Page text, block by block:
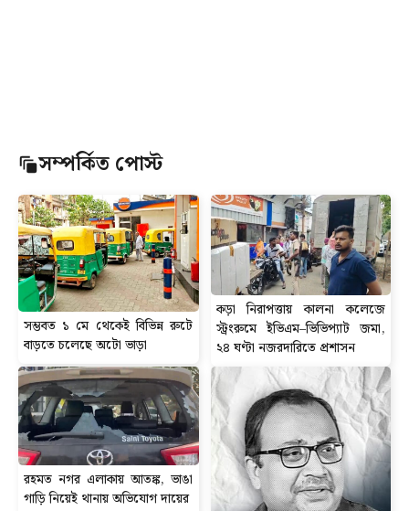
সম্পর্কিত পোস্ট
সম্ভবত ১ মে থেকেই বিভিন্ন রুটে
বাড়তে চলেছে অটো ভাড়া
কড়া নিরাপত্তায় কালনা কলেজে
স্ট্রংরুমে ইভিএম–ভিভিপ্যাট জমা,
২৪ ঘণ্টা নজরদারিতে প্রশাসন
রহমত নগর এলাকায় আতঙ্ক, ভাঙা
গাড়ি নিয়েই থানায় অভিযোগ দায়ের